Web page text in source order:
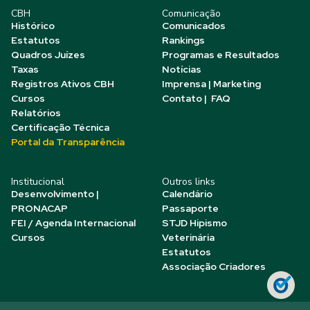
CBH
Histórico
Estatutos
Quadros Juízes
Taxas
Registros Ativos CBH
Cursos
Relatórios
Certificação Técnica
Portal da Transparência
Comunicação
Comunicados
Rankings
Programas e Resultados
Notícias
Imprensa | Marketing
Contato | FAQ
Institucional
Desenvolvimento |
PRONACAP
FEI / Agenda Internacional
Cursos
Outros links
Calendário
Passaporte
STJD Hipismo
Veterinária
Estatutos
Associação Criadores